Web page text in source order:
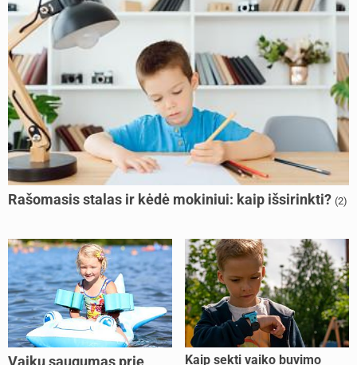
Rašomasis stalas ir kėdė mokiniui: kaip išsirinkti? (2)
Vaikų saugumas prie
Kaip sekti vaiko buvimo